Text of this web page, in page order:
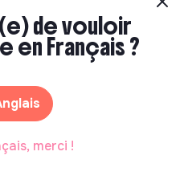
de vouloir
en Français ?
merci !